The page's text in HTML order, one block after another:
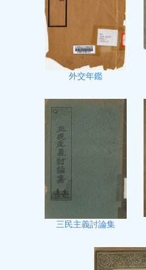
外交年鑑
三民主義討論集